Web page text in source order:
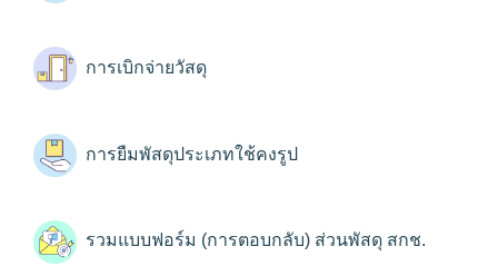
การเบิกจ่ายวัสดุ
การยืมพัสดุประเภทใช้คงรูป
รวมแบบฟอร์ม (การตอบกลับ) ส่วนพัสดุ สกช.